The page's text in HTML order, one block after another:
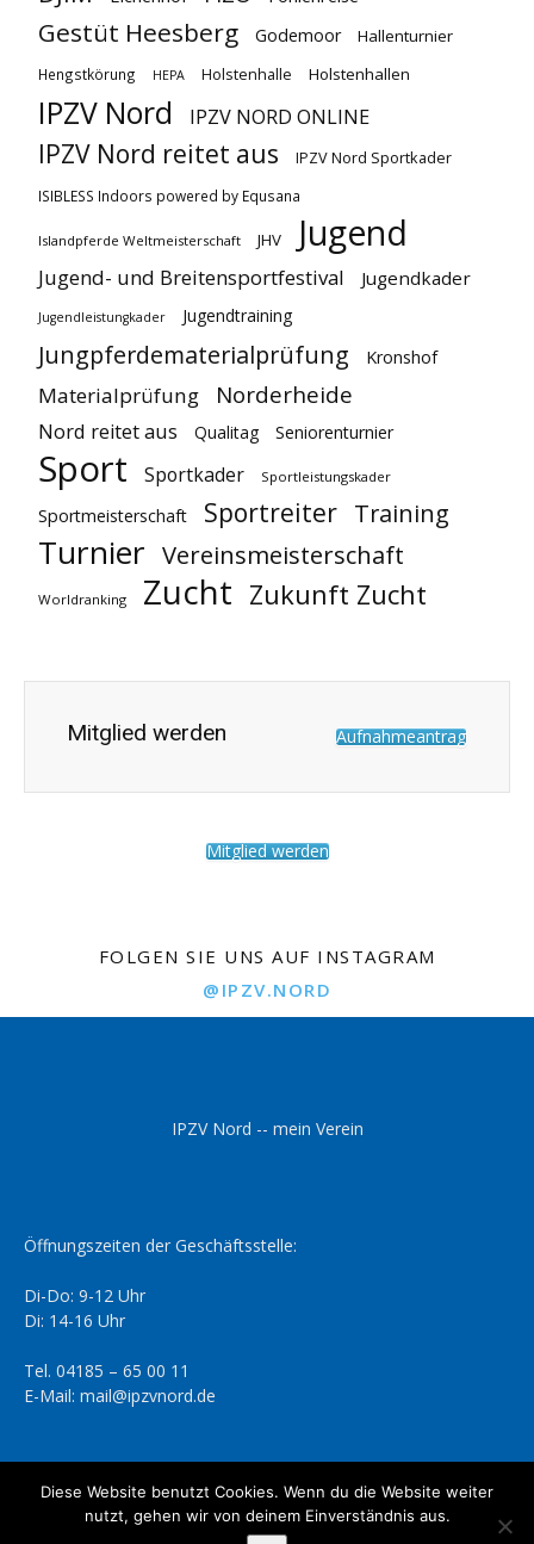
Gestüt Heesberg Godemoor Hallenturnier
Hengstkörung HEPA Holstenhalle Holstenhallen
IPZV Nord IPZV NORD ONLINE
IPZV Nord reitet aus IPZV Nord Sportkader
ISIBLESS Indoors powered by Equsana
Islandpferde Weltmeisterschaft JHV Jugend
Jugend- und Breitensportfestival Jugendkader
Jugendleistungkader Jugendtraining
Jungpferdematerialprüfung Kronshof
Materialprüfung Norderheide
Nord reitet aus Qualitag Seniorenturnier
Sport Sportkader Sportleistungskader
Sportmeisterschaft Sportreiter Training
Turnier Vereinsmeisterschaft
Worldranking Zucht Zukunft Zucht
Mitglied werden Aufnahmeantrag
Mitglied werden
FOLGEN SIE UNS AUF INSTAGRAM
@IPZV.NORD
IPZV Nord -- mein Verein
Öffnungszeiten der Geschäftsstelle:
Di-Do: 9-12 Uhr
Di: 14-16 Uhr
Tel. 04185 – 65 00 11
E-Mail: mail@ipzvnord.de
Datenschutzerklärung Impressum
Diese Website benutzt Cookies. Wenn du die Website weiter
nutzt, gehen wir von deinem Einverständnis aus.